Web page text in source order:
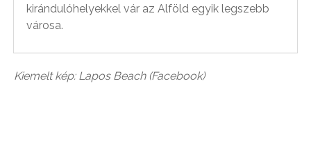
kirándulóhelyekkel vár az Alföld egyik legszebb
városa.
Kiemelt kép: Lapos Beach (Facebook)